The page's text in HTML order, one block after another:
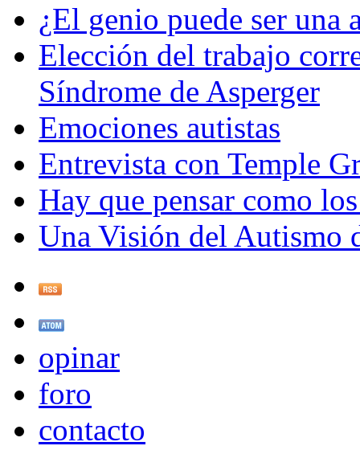
¿El genio puede ser una
Elección del trabajo
Síndrome de Asperger
Emociones autistas
Entrevista con Temple
Hay que pensar como
Una Visión del Autismo
opinar
foro
contacto